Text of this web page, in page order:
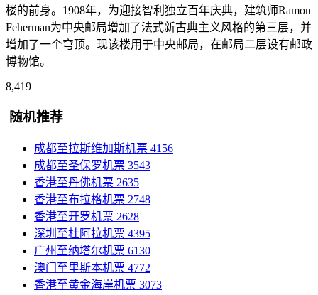
楼的前身。1908年，为迎接智利独立百年庆典，建筑师Ramon
Feherman为中央邮局增加了法式新古典主义风格的第三层，并
增加了一个穹顶。现该楼用于中央邮局，在邮局二层设有邮政
博物馆。
8,419
随机推荐
成都至拉斯维加斯机票 4156
成都至圣保罗机票 3543
香港至丹佛机票 2635
香港至布拉格机票 2748
香港至开罗机票 2628
深圳至杜阿拉机票 4395
广州至纳塔尔机票 6130
澳门至里斯本机票 4772
香港至黄金海岸机票 3073